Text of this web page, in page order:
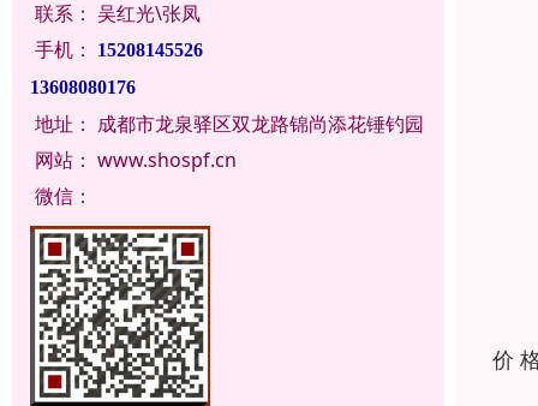
联系： 吴红光\张凤
手机：
15208145526
13608080176
地址： 成都市龙泉驿区双龙路锦尚添花锤钓园
网站： www.shospf.cn
微信：
价